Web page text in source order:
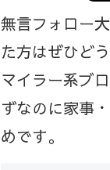
無言フォロー
た方はぜひどう
マイラー系ブ
ずなのに家事
めです。